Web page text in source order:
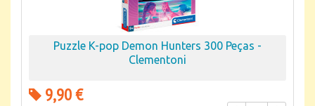
Puzzle K-pop Demon Hunters 300 Peças -
Clementoni
9,90 €